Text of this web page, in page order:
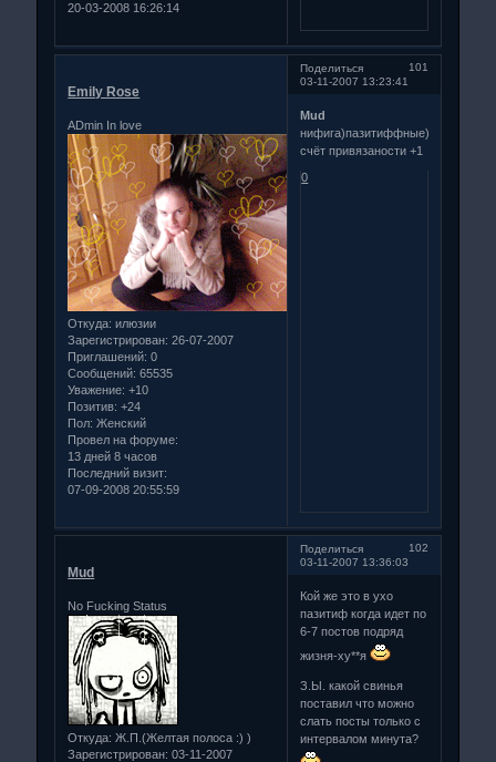
20-03-2008 16:26:14
Поделиться
101
03-11-2007 13:23:41
Emily Rose
ADmin In love
Откуда: илюзии
Зарегистрирован: 26-07-2007
Приглашений: 0
Сообщений: 65535
Уважение: +10
Позитив: +24
Пол: Женский
Провел на форуме:
13 дней 8 часов
Последний визит:
07-09-2008 20:55:59
Mud
нифига)пазитиффные)на
счёт привязаности +1
0
Поделиться
102
03-11-2007 13:36:03
Mud
No Fucking Status
Откуда: Ж.П.(Желтая полоса :) )
Зарегистрирован: 03-11-2007
Кой же это в ухо
пазитиф когда идет по
6-7 постов подряд
жизня-ху**я
З.Ы. какой свинья
поставил что можно
слать посты только с
интервалом минута?